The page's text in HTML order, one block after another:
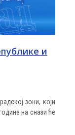
и
зони, који
на снази ће